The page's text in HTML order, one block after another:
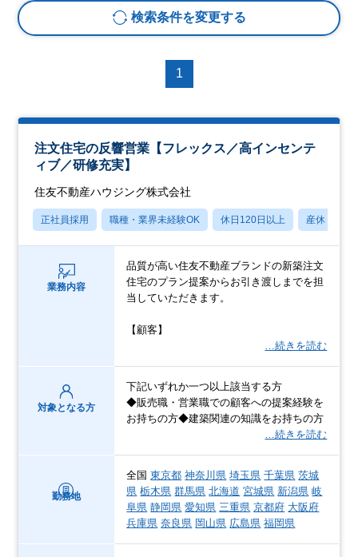
検索条件を変更する
1
注文住宅の反響営業【フレックス／高インセンテ
ィブ／研修充実】
住友不動産ハウジング株式会社
正社員採用 職種・業界未経験OK 休日120日以上 産休・育休
業務内容
品質が高い住友不動産ブランドの新築注文
住宅のプラン提案からお引き渡しまでを担
当していただきます。
【顧客】
…続きを読む
対象となる方
下記いずれか一つ以上該当する方
◆販売職・営業職での顧客への提案経験を
お持ちの方◆建築関連の知識をお持ちの方
…続きを読む
勤務地
全国東京都 神奈川県 埼玉県 千葉県 茨城
県 栃木県 群馬県 北海道 宮城県 新潟県 岐
阜県 静岡県 愛知県 三重県 京都府 大阪府
兵庫県 奈良県 岡山県 広島県 福岡県